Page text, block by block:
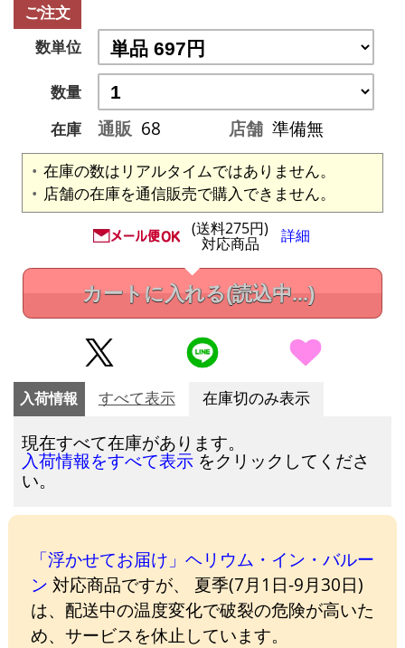
ご注文
数単位
数量
在庫
通販 68 店舗 準備無
在庫の数はリアルタイムではありません。
店舗の在庫を通信販売で購入できません。
(送料275円)
対応商品 詳細
カートに入れる(読込中...)
入荷情報 すべて表示 在庫切のみ表示
現在すべて在庫があります。
入荷情報をすべて表示 をクリックしてくださ
い。
「浮かせてお届け」ヘリウム・イン・バルー
ン 対応商品ですが、 夏季(7月1日-9月30日)
は、配送中の温度変化で破裂の危険が高いた
め、サービスを休止しています。